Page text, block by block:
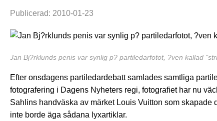
Publicerad: 2010-01-23
Jan Bj?rklunds penis var synlig p? partiledarfotot, ?ven kallad
Efter onsdagens partiledardebatt samlades samtliga
fotografering i Dagens Nyheters regi, fotografiet har nu
Sahlins handväska av märket Louis Vuitton som
inte borde äga sådana lyxartiklar.